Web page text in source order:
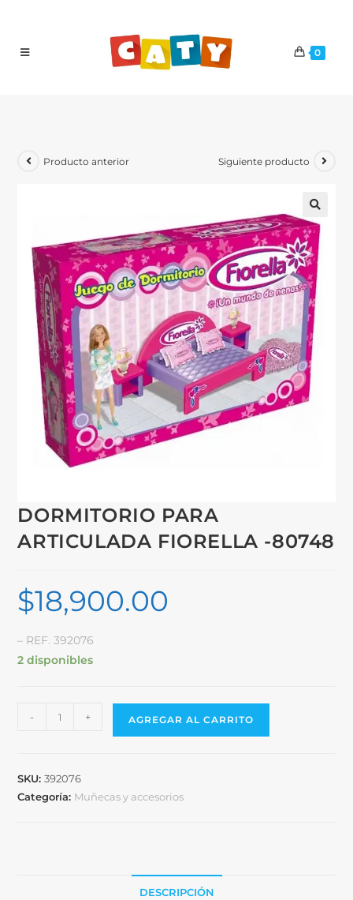
0
Producto anterior Siguiente producto
DORMITORIO PARA
ARTICULADA FIORELLA -80748
$18,900.00
– REF. 392076
2 disponibles
- + AGREGAR AL CARRITO
SKU:392076
Categoría: Muñecas y accesorios
DESCRIPCIÓN